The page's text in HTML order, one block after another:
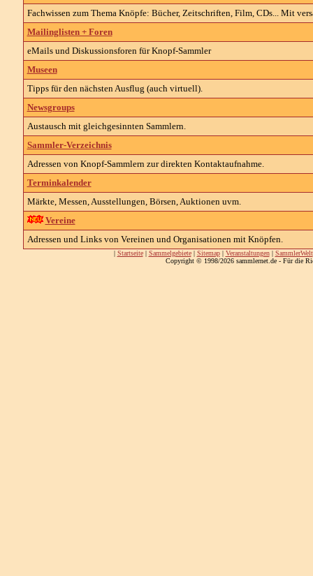
Fachwissen zum Thema Knöpfe: Bücher, Zeitschriften, Film, CDs... Mit
Mailinglisten + Foren
eMails und Diskussionsforen für Knopf-Sammler
Museen
Tipps für den nächsten Ausflug (auch virtuell).
Newsgroups
Austausch mit gleichgesinnten Sammlern.
Sammler-Verzeichnis
Adressen von Knopf-Sammlern zur direkten Kontaktaufnahme.
Terminkalender
Märkte, Messen, Ausstellungen, Börsen, Auktionen uvm.
Vereine
Adressen und Links von Vereinen und Organisationen mit Knöpfen.
| Startseite| Sammelgebiete| Sitemap| Veranstaltungen| SammlerWelt
Copyright © 1998/2026 sammlernet.de - Für die